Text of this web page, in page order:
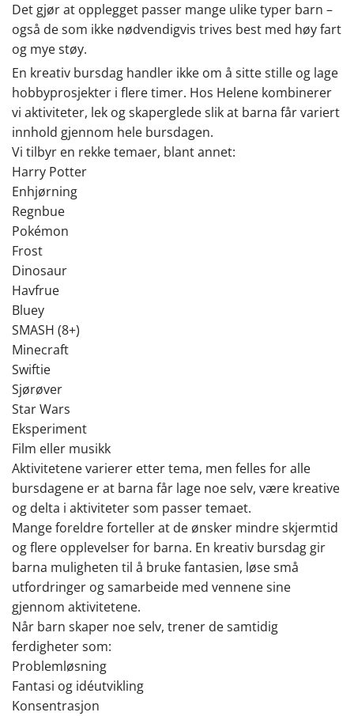
Det gjør at opplegget passer mange ulike typer barn –
også de som ikke nødvendigvis trives best med høy fart
og mye støy.
En kreativ bursdag handler ikke om å sitte stille og lage
hobbyprosjekter i flere timer. Hos Helene kombinerer
vi aktiviteter, lek og skaperglede slik at barna får variert
innhold gjennom hele bursdagen.
Vi tilbyr en rekke temaer, blant annet:
Harry Potter
Enhjørning
Regnbue
Pokémon
Frost
Dinosaur
Havfrue
Bluey
SMASH (8+)
Minecraft
Swiftie
Sjørøver
Star Wars
Eksperiment
Film eller musikk
Aktivitetene varierer etter tema, men felles for alle
bursdagene er at barna får lage noe selv, være kreative
og delta i aktiviteter som passer temaet.
Mange foreldre forteller at de ønsker mindre skjermtid
og flere opplevelser for barna. En kreativ bursdag gir
barna muligheten til å bruke fantasien, løse små
utfordringer og samarbeide med vennene sine
gjennom aktivitetene.
Når barn skaper noe selv, trener de samtidig
ferdigheter som:
Problemløsning
Fantasi og idéutvikling
Konsentrasjon